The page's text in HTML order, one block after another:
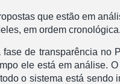
que estão em
em ordem cronológica.
de transparência no
ele está em análise.
o sistema está